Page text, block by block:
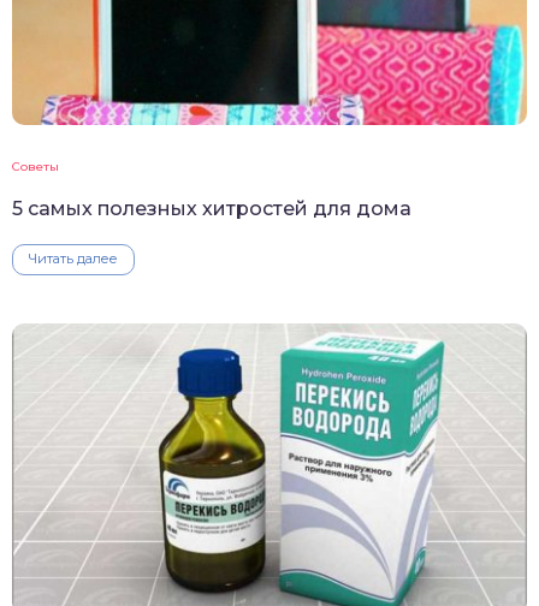
Советы
5 самых полезных хитростей для дома
Читать далее